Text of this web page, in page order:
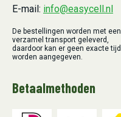
E-mail: info@easycell.nl
De bestellingen worden met een
verzamel transport geleverd,
daardoor kan er geen exacte tijd
worden aangegeven.
Betaalmethoden